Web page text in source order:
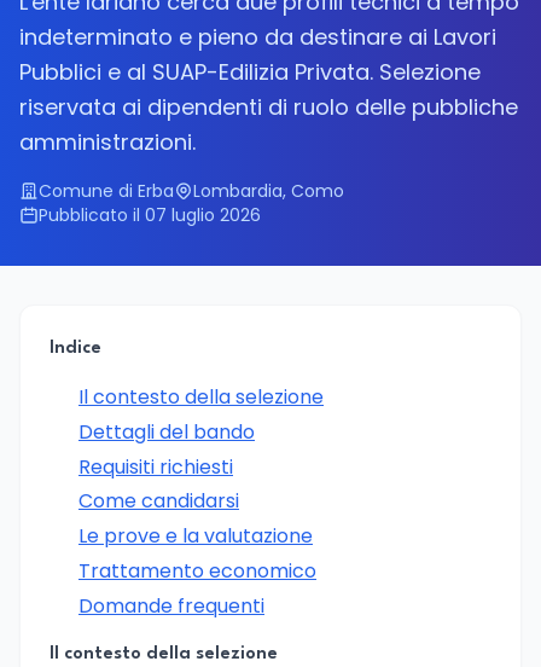
indeterminato e pieno da destinare ai Lavori
Pubblici e al SUAP-Edilizia Privata. Selezione
riservata ai dipendenti di ruolo delle pubbliche
amministrazioni.
Comune di Erba
Lombardia, Como
Pubblicato il 07 luglio 2026
Indice
Il contesto della selezione
Dettagli del bando
Requisiti richiesti
Come candidarsi
Le prove e la valutazione
Trattamento economico
Domande frequenti
Il contesto della selezione